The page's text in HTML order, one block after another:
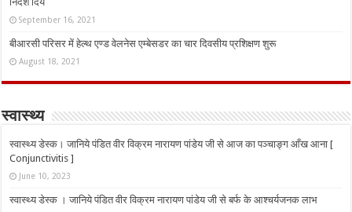
September 16, 2021
बीआरसी परिसर में हेल्थ एण्ड वेलनेस एम्बेसडर का चार दिवसीय प्रशिक्षण शुरू
August 18, 2021
स्वास्थ्य
स्वास्थ्य डेस्क। जानिये पंडित वीर विक्रम नारायण पांडेय जी से आज का पञ्चाङ्ग आँख आना [
Conjunctivitis ]
June 10, 2023
स्वास्थ्य डेस्क । जानिये पंडित वीर विक्रम नारायण पांडेय जी से बर्फ के आश्चर्यजनक लाभ